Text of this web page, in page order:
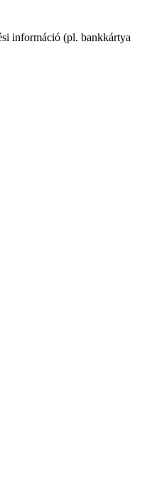
információ (pl. bankkártya